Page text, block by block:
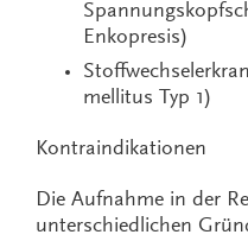
Enkopresis)
mellitus Typ 1)
Kontraindikationen
Die Aufnahme in der
unterschiedlichen